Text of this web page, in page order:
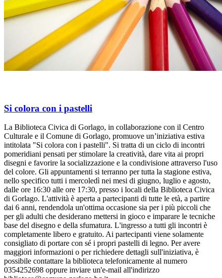
Si colora con i pastelli
La Biblioteca Civica di Gorlago, in collaborazione con il Centro
Culturale e il Comune di Gorlago, promuove un’iniziativa estiva
intitolata "Si colora con i pastelli". Si tratta di un ciclo di incontri
pomeridiani pensati per stimolare la creatività, dare vita ai propri
disegni e favorire la socializzazione e la condivisione attraverso l'uso
del colore. Gli appuntamenti si terranno per tutta la stagione estiva,
nello specifico tutti i mercoledì nei mesi di giugno, luglio e agosto,
dalle ore 16:30 alle ore 17:30, presso i locali della Biblioteca Civica
di Gorlago. L'attività è aperta a partecipanti di tutte le età, a partire
dai 6 anni, rendendola un'ottima occasione sia per i più piccoli che
per gli adulti che desiderano mettersi in gioco e imparare le tecniche
base del disegno e della sfumatura. L'ingresso a tutti gli incontri è
completamente libero e gratuito. Ai partecipanti viene solamente
consigliato di portare con sé i propri pastelli di legno. Per avere
maggiori informazioni o per richiedere dettagli sull'iniziativa, è
possibile contattare la biblioteca telefonicamente al numero
0354252698 oppure inviare un'e-mail all'indirizzo